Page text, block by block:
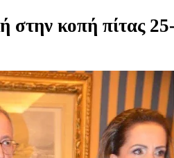
στην κοπή πίτας